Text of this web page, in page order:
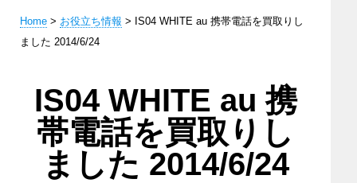
Home > お役立ち情報 > IS04 WHITE au 携帯電話を買取りし
ました 2014/6/24
IS04 WHITE au 携
帯電話を買取りし
ました 2014/6/24